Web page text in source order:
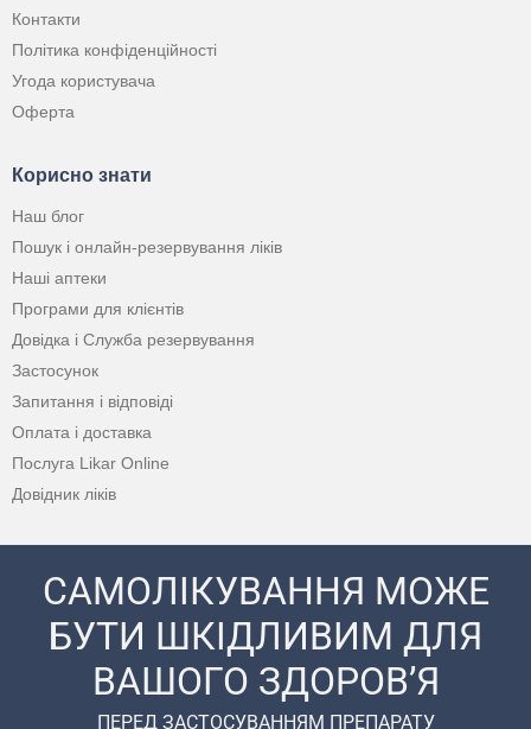
Контакти
Політика конфіденційності
Угода користувача
Оферта
Корисно знати
Наш блог
Пошук і онлайн-резервування ліків
Наші аптеки
Програми для клієнтів
Довідка і Служба резервування
Застосунок
Запитання і відповіді
Оплата і доставка
Послуга Likar Online
Довідник ліків
САМОЛІКУВАННЯ МОЖЕ
БУТИ ШКІДЛИВИМ ДЛЯ
ВАШОГО ЗДОРОВ’Я
ПЕРЕД ЗАСТОСУВАННЯМ ПРЕПАРАТУ